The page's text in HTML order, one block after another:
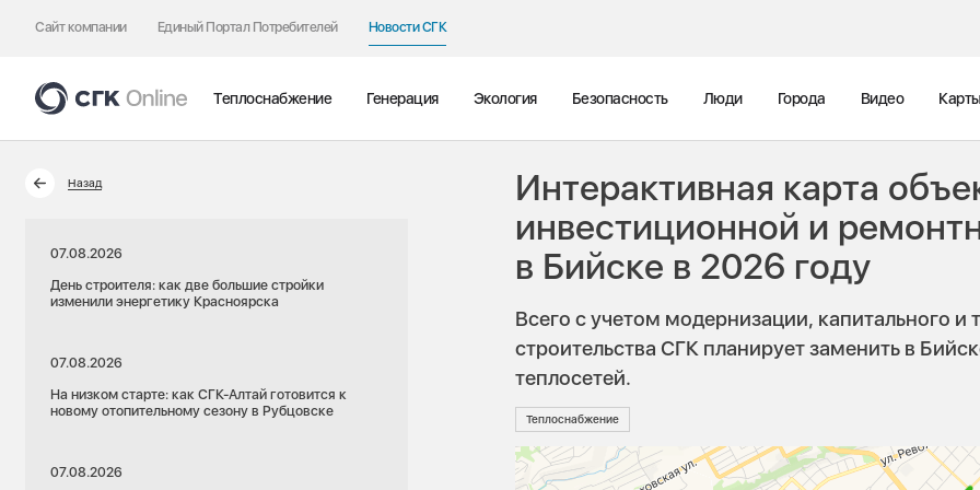
Сайт компании Единый Портал Потребителей Новости СГК
Теплоснабжение Генерация Экология Безопасность Люди Города Видео Карты
Назад
07.08.2026
День строителя: как две большие стройки
изменили энергетику Красноярска
07.08.2026
На низком старте: как СГК-Алтай готовится к
новому отопительному сезону в Рубцовске
07.08.2026
Интерактивная карта
инвестиционной и
в Бийске в 2026 году
Всего с учетом модернизации, капитального и
строительства СГК планирует заменить в
теплосетей.
Теплоснабжение